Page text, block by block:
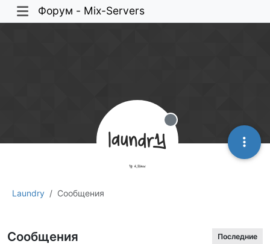
Форум - Mix-Servers
Laundry Сообщения
Не в сети
Сообщения Последние